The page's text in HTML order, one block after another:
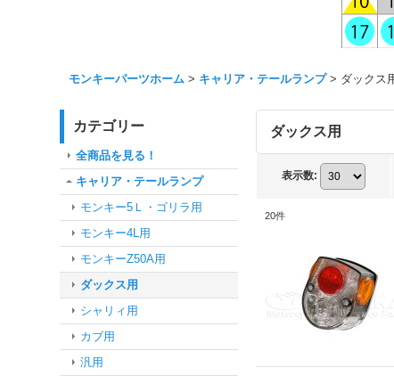
モンキーパーツホーム > キャリア・テールランプ > ダックス
カテゴリー
全商品を見る！
キャリア・テールランプ
モンキー5Ｌ・ゴリラ用
モンキー4L用
モンキーZ50A用
ダックス用
シャリィ用
カブ用
汎用
ダックス用
表示数:
20件